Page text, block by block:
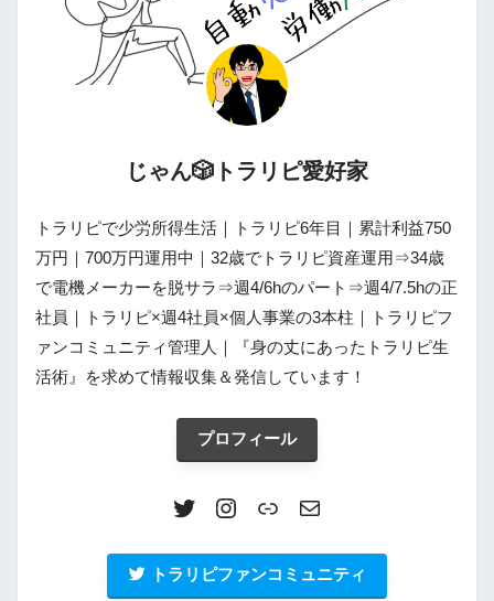
じゃん🎲トラリピ愛好家
トラリピで少労所得生活｜トラリピ6年目｜累計利益750
万円｜700万円運用中｜32歳でトラリピ資産運用⇒34歳
で電機メーカーを脱サラ⇒週4/6hのパート⇒週4/7.5hの正
社員｜トラリピ×週4社員×個人事業の3本柱｜トラリピフ
ァンコミュニティ管理人｜『身の丈にあったトラリピ生
活術』を求めて情報収集＆発信しています！
プロフィール
トラリピファンコミュニティ